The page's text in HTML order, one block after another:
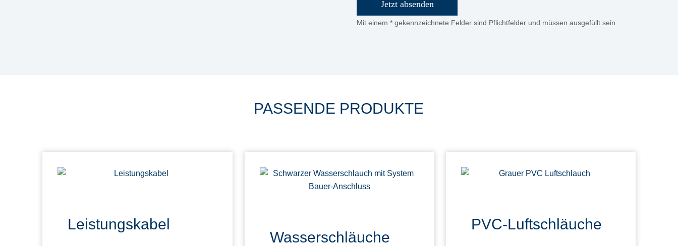
Mit einem * gekennzeichnete Felder sind Pflichtfelder und müssen ausgefüllt sein
PASSENDE PRODUKTE
Leistungskabel
Wasserschläuche
PVC-Luftschläuche